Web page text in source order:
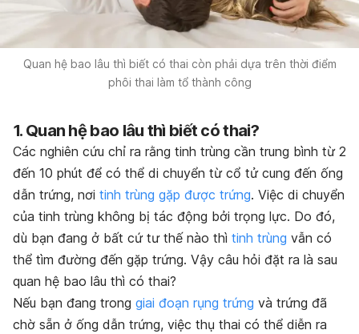
Quan hệ bao lâu thì biết có thai còn phải dựa trên thời điểm
phôi thai làm tổ thành công
1. Quan hệ bao lâu thì biết có thai?
Các nghiên cứu chỉ ra rằng tinh trùng cần trung bình từ 2
đến 10 phút để có thể di chuyển từ cổ tử cung đến ống
dẫn trứng, nơi tinh trùng gặp được trứng. Việc di chuyển
của tinh trùng không bị tác động bởi trọng lực. Do đó,
dù bạn đang ở bất cứ tư thế nào thì tinh trùng vẫn có
thể tìm đường đến gặp trứng. Vậy câu hỏi đặt ra là sau
quan hệ bao lâu thì có thai?
Nếu bạn đang trong giai đoạn rụng trứng và trứng đã
chờ sẵn ở ống dẫn trứng, việc thụ thai có thể diễn ra